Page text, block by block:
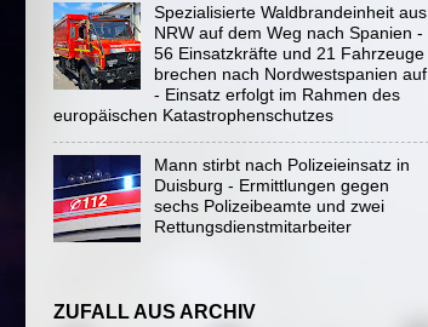
Spezialisierte Waldbrandeinheit aus
NRW auf dem Weg nach Spanien -
56 Einsatzkräfte und 21 Fahrzeuge
brechen nach Nordwestspanien auf
- Einsatz erfolgt im Rahmen des
europäischen Katastrophenschutzes
Mann stirbt nach Polizeieinsatz in
Duisburg - Ermittlungen gegen
sechs Polizeibeamte und zwei
Rettungsdienstmitarbeiter
ZUFALL AUS ARCHIV